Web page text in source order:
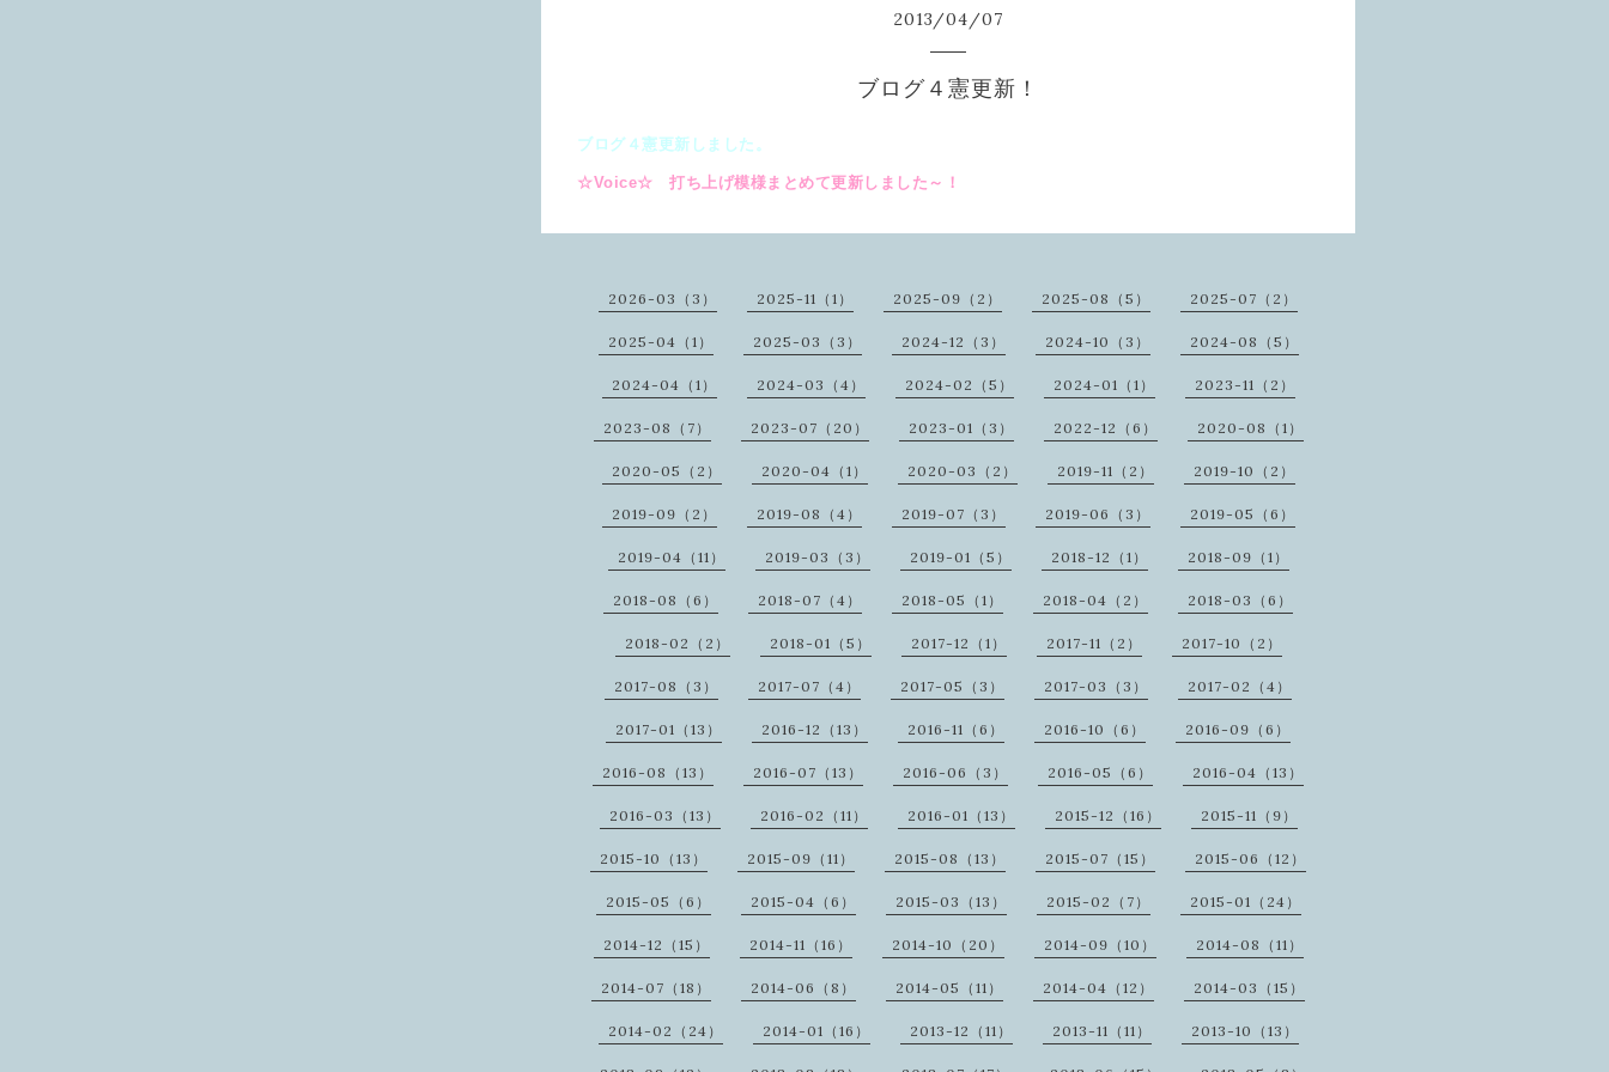
2013/04/07
ブログ４憲更新！
ブログ４憲更新しました。
☆Voice☆ 打ち上げ模様まとめて更新しました～！
2026-03（3） 2025-11（1） 2025-09（2） 2025-08（5） 2025-07（2）
2025-04（1） 2025-03（3） 2024-12（3） 2024-10（3） 2024-08（5）
2024-04（1） 2024-03（4） 2024-02（5） 2024-01（1） 2023-11（2）
2023-08（7） 2023-07（20） 2023-01（3） 2022-12（6） 2020-08（1）
2020-05（2） 2020-04（1） 2020-03（2） 2019-11（2） 2019-10（2）
2019-09（2） 2019-08（4） 2019-07（3） 2019-06（3） 2019-05（6）
2019-04（11） 2019-03（3） 2019-01（5） 2018-12（1） 2018-09（1）
2018-08（6） 2018-07（4） 2018-05（1） 2018-04（2） 2018-03（6）
2018-02（2） 2018-01（5） 2017-12（1） 2017-11（2） 2017-10（2）
2017-08（3） 2017-07（4） 2017-05（3） 2017-03（3） 2017-02（4）
2017-01（13） 2016-12（13） 2016-11（6） 2016-10（6） 2016-09（6）
2016-08（13） 2016-07（13） 2016-06（3） 2016-05（6） 2016-04（13）
2016-03（13） 2016-02（11） 2016-01（13） 2015-12（16） 2015-11（9）
2015-10（13） 2015-09（11） 2015-08（13） 2015-07（15） 2015-06（12）
2015-05（6） 2015-04（6） 2015-03（13） 2015-02（7） 2015-01（24）
2014-12（15） 2014-11（16） 2014-10（20） 2014-09（10） 2014-08（11）
2014-07（18） 2014-06（8） 2014-05（11） 2014-04（12） 2014-03（15）
2014-02（24） 2014-01（16） 2013-12（11） 2013-11（11） 2013-10（13）